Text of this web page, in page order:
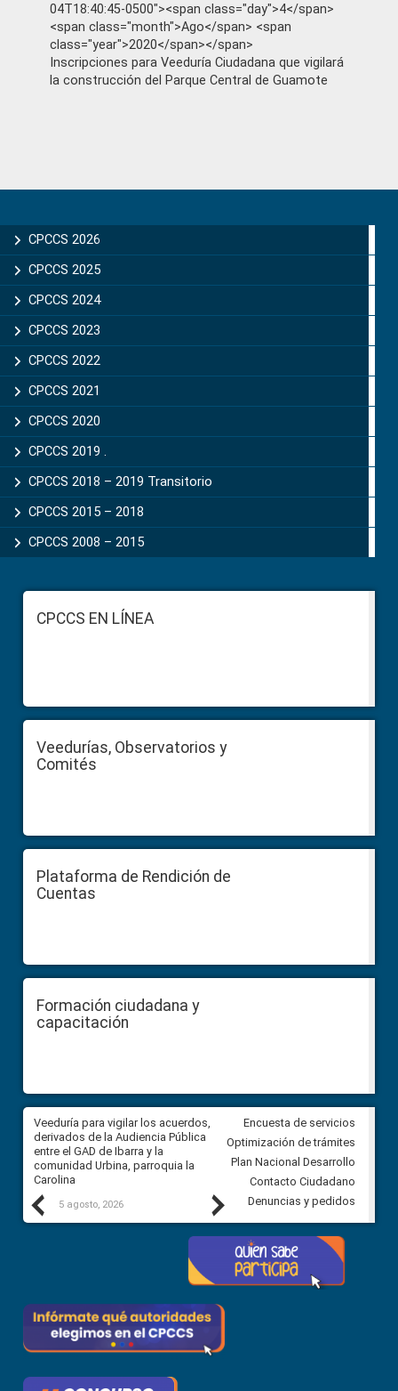
04T18:40:45-0500"><span class="day">4</span>
<span class="month">Ago</span> <span
class="year">2020</span></span>
Inscripciones para Veeduría Ciudadana que vigilará
la construcción del Parque Central de Guamote
Sidebar
CPCCS 2026
CPCCS 2025
CPCCS 2024
CPCCS 2023
CPCCS 2022
CPCCS 2021
CPCCS 2020
CPCCS 2019 .
CPCCS 2018 – 2019 Transitorio
CPCCS 2015 – 2018
CPCCS 2008 – 2015
FooterCPCCS EN LÍNEA
Veedurías, Observatorios y
Comités
Plataforma de Rendición de
Cuentas
Formación ciudadana y
capacitación
Previous
Veeduría para vigilar los acuerdos,
derivados de la Audiencia Pública
entre el GAD de Ibarra y la
comunidad Urbina, parroquia la
Carolina
5 agosto, 2026
CPCCS convoca a Veeduría
Ciudadana para vigilar el
5 agosto, 2026
Next
Encuesta de servicios
Optimización de trámites
Plan Nacional Desarrollo
Contacto Ciudadano
Denuncias y pedidos